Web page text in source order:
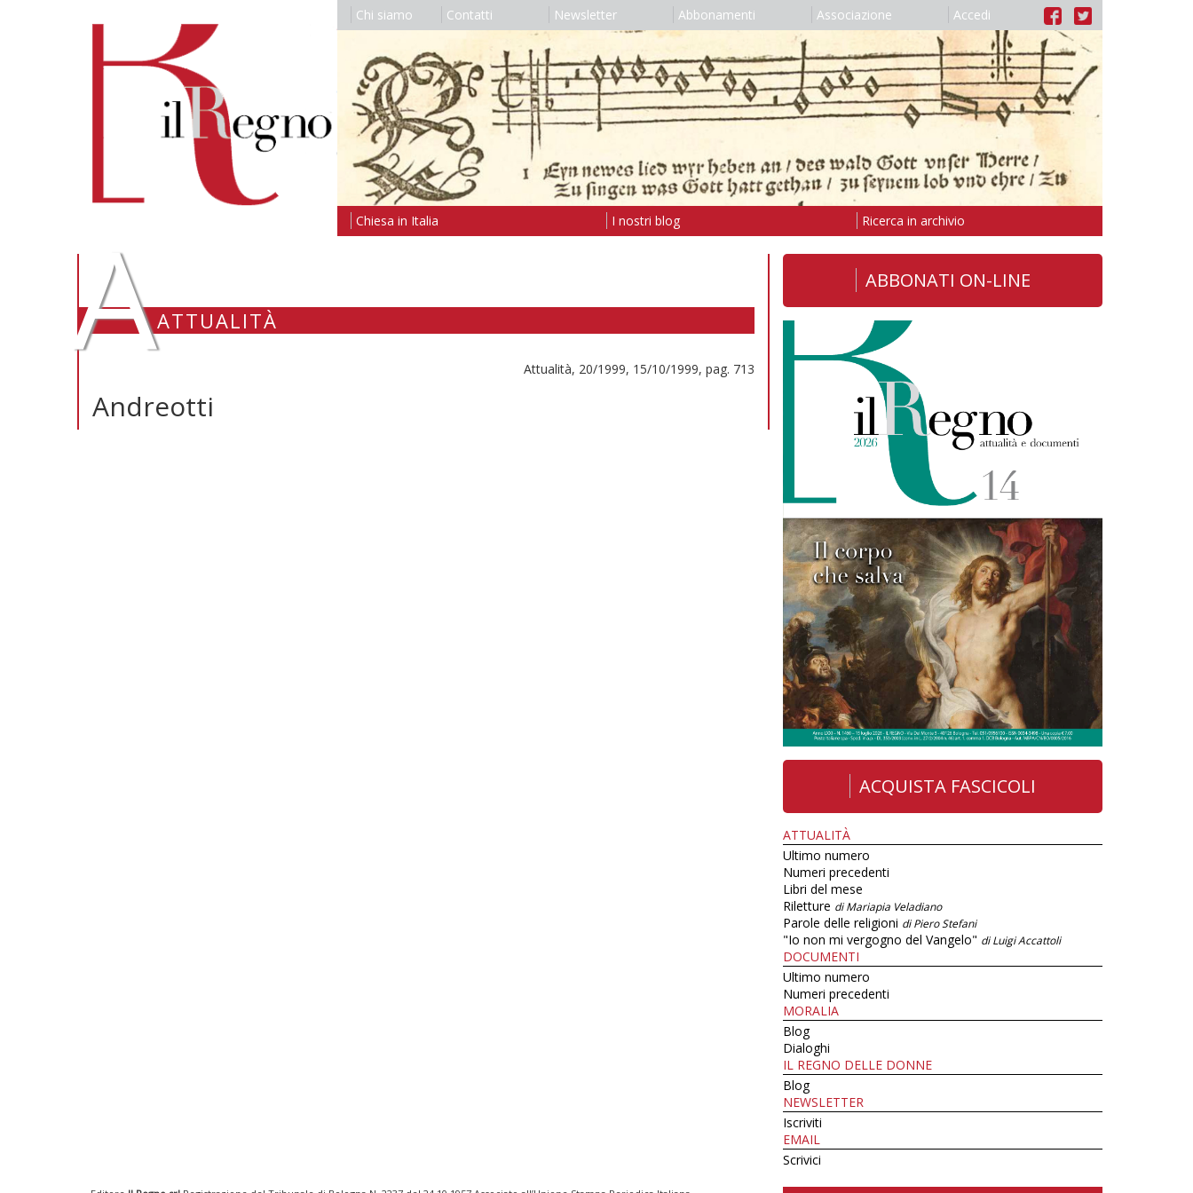
Chi siamo Contatti Newsletter Abbonamenti Associazione Accedi
Chiesa in Italia I nostri blog Ricerca in archivio
AATTUALITÀ
Attualità, 20/1999, 15/10/1999, pag. 713
Andreotti
ABBONATI ON-LINE
ACQUISTA FASCICOLI
ATTUALITÀ
Ultimo numero
Numeri precedenti
Libri del mese
Riletture di Mariapia Veladiano
Parole delle religioni di Piero Stefani
"Io non mi vergogno del Vangelo" di Luigi Accattoli
DOCUMENTI
Ultimo numero
Numeri precedenti
MORALIA
Blog
Dialoghi
IL REGNO DELLE DONNE
Blog
NEWSLETTER
Iscriviti
EMAIL
Scrivici